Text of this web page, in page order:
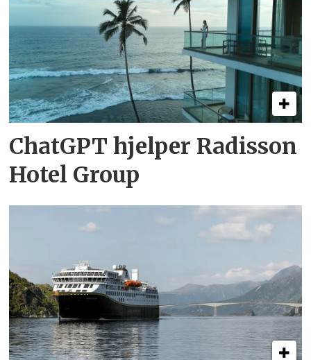
ChatGPT hjelper Radisson
Hotel Group